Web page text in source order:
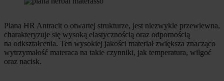
Piana HR Antracit o otwartej strukturze, jest niezwykle przewiewna,
charakteryzuje się wysoką elastycznością oraz odpornością
na odkształcenia. Ten wysokiej jakości materiał zwiększa znacząco
wytrzymałość materaca na takie czynniki, jak temperatura, wilgoć
oraz nacisk.